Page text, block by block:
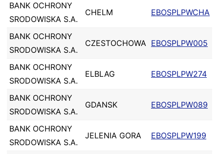
BANK OCHRONY
SRODOWISKA S.A.
CHELM EBOSPLPWCHA
BANK OCHRONY
SRODOWISKA S.A.
CZESTOCHOWA EBOSPLPW005
BANK OCHRONY
SRODOWISKA S.A.
ELBLAG EBOSPLPW274
BANK OCHRONY
SRODOWISKA S.A.
GDANSK EBOSPLPW089
BANK OCHRONY
SRODOWISKA S.A.
JELENIA GORA EBOSPLPW199